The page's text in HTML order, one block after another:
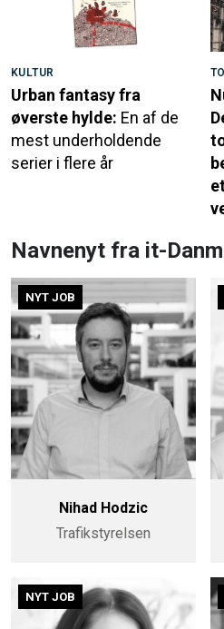
KULTUR
Urban fantasy fra
øverste hylde: En af de
mest underholdende
serier i flere år
Navnenyt fra it-
NYT JOB
Nihad Hodzic
Trafikstyrelsen
NYT JOB